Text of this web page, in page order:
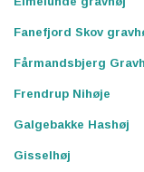
Fanefjord Skov
Fårmandsbjerg
Frendrup Nihøje
Galgebakke Hashøj
Gisselhøj